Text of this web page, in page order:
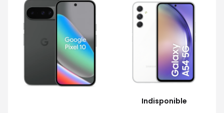
Indisponible